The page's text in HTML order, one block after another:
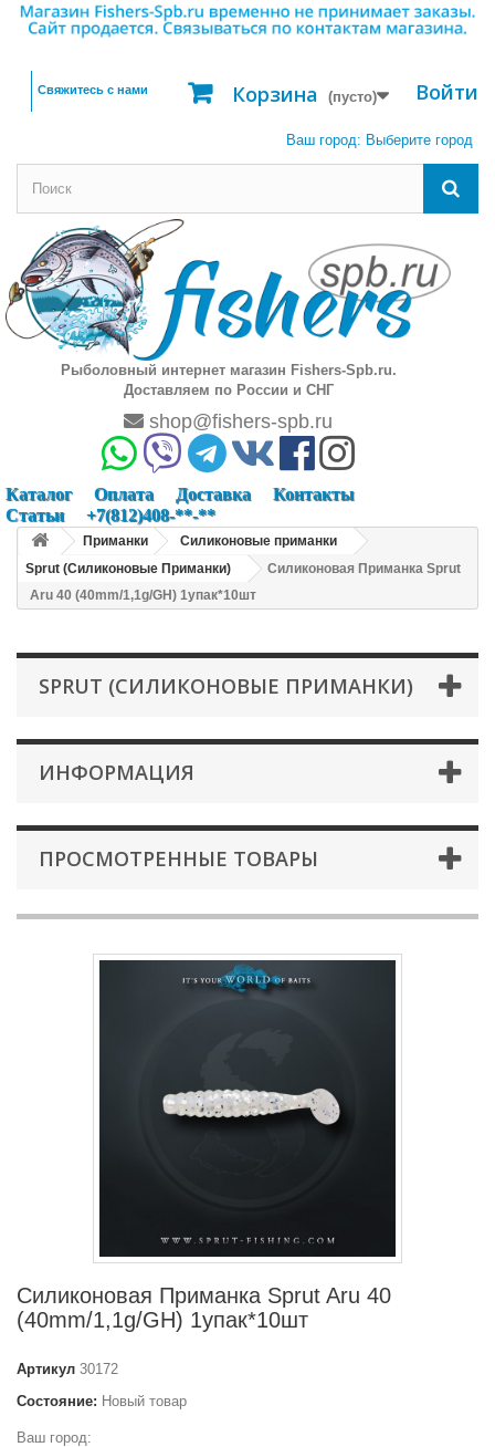
Войти
Корзина (пусто)
Свяжитесь с нами
Ваш город: Выберите город
Рыболовный интернет магазин Fishers-Spb.ru.
Доставляем по России и СНГ
shop@fishers-spb.ru
Каталог Оплата Доставка
Контакты
Статьи
+7(812)408-**-**
Приманки
Силиконовые приманки
Sprut (Силиконовые Приманки)
Силиконовая Приманка Sprut
Aru 40 (40mm/1,1g/GH) 1упак*10шт
SPRUT (СИЛИКОНОВЫЕ ПРИМАНКИ)
ИНФОРМАЦИЯ
ПРОСМОТРЕННЫЕ ТОВАРЫ
Силиконовая Приманка Sprut Aru 40
(40mm/1,1g/GH) 1упак*10шт
Артикул 30172
Состояние: Новый товар
Ваш город: